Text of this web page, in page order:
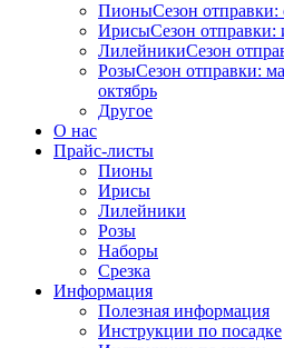
ПионыСезон отправки:
ИрисыСезон отправки:
ЛилейникиСезон
РозыСезон отправки:
октябрь
Другое
О нас
Прайс-листы
Пионы
Ирисы
Лилейники
Розы
Наборы
Срезка
Информация
Полезная информация
Инструкции по посадке